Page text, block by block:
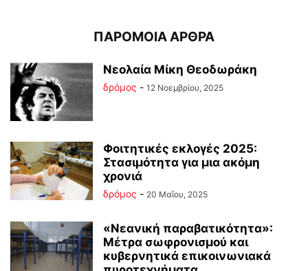
ΠΑΡΟΜΟΙΑ ΑΡΘΡΑ
Νεολαία Μίκη Θεοδωράκη
δρόμος - 12 Νοεμβρίου, 2025
Φοιτητικές εκλογές 2025:
Στασιμότητα για μια ακόμη
χρονιά
δρόμος - 20 Μαΐου, 2025
«Νεανική παραβατικότητα»:
Μέτρα σωφρονισμού και
κυβερνητικά επικοινωνιακά